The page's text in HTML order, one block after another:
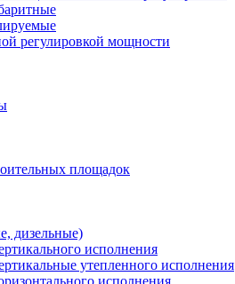
регулировкой мощности
площадок
дизельные)
исполнения
утепленного исполнения
исполнения